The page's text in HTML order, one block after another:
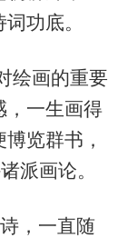
功底。
绘画的重要
，一生画得
览群书，
派画论。
，一直随